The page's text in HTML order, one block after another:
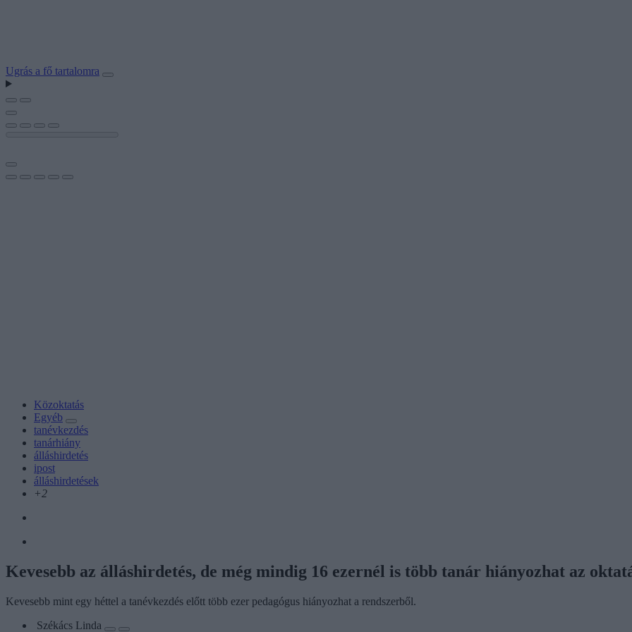
Ugrás a fő tartalomra
Közoktatás
Egyéb
tanévkezdés
tanárhiány
álláshirdetés
ipost
álláshirdetések
+2
Kevesebb az álláshirdetés, de még mindig 16 ezernél is több tanár hiányozhat az
Kevesebb mint egy héttel a tanévkezdés előtt több ezer pedagógus hiányozhat a rendszerből.
Székács Linda